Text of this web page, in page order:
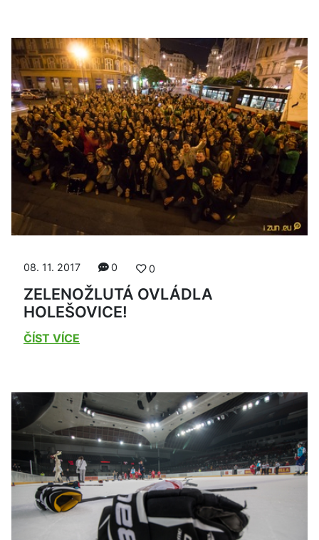
08. 11. 2017 0 0
ZELENOŽLUTÁ OVLÁDLA
HOLEŠOVICE!
ČÍST VÍCE